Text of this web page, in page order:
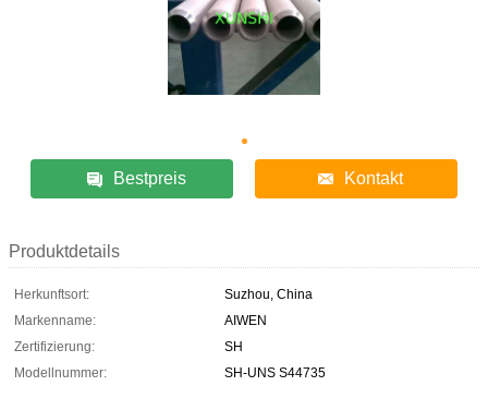
Bestpreis Kontakt
Produktdetails
Herkunftsort:
Suzhou, China
Markenname:
AIWEN
Zertifizierung:
SH
Modellnummer:
SH-UNS S44735